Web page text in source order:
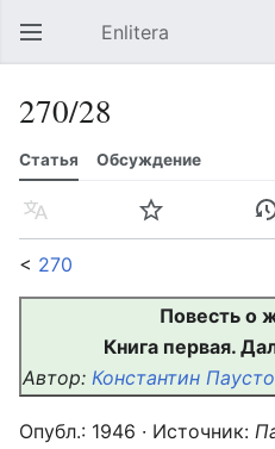
Открыть главное меню Enlitera
270/28
Статья Обсуждение
Язык Следить
< 270
Повесть о
Книга первая.
Автор: Константин
Опубл.: 1946 · Источник: